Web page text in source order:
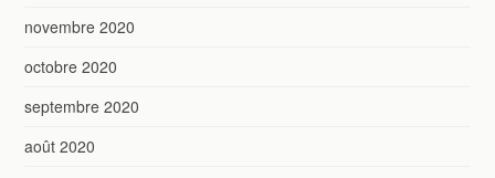
novembre 2020
octobre 2020
septembre 2020
août 2020